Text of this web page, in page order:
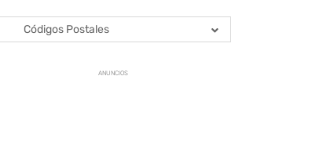
Códigos Postales
ANUNCIOS